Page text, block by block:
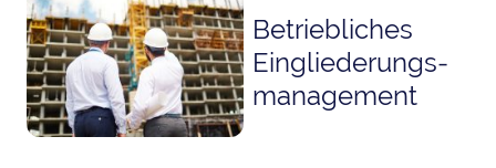
Betriebliches
Eingliederungs-
management